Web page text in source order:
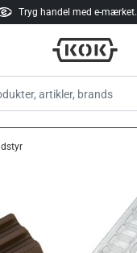
Tryg handel med e-mærket.
brands